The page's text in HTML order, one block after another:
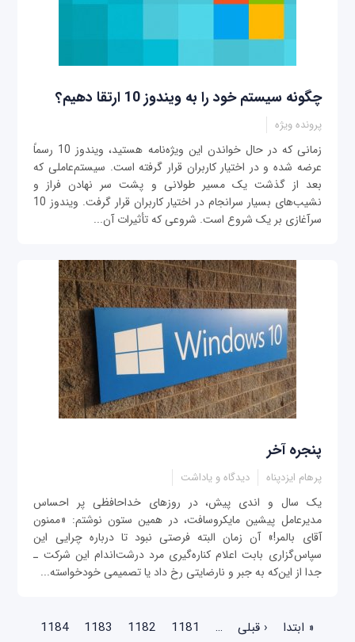
چگونه سیستم خود را به ویندوز 10 ارتقا دهیم؟
پرونده ویژه
زمانی‌ که در حال خواندن این ویژه‌نامه هستید، ویندوز 10 رسماً
عرضه شده و در اختیار کاربران قرار گرفته است. سیستم‌عاملی که
بعد از گذشت یک مسیر طولانی و پشت سر نهادن فراز و
نشیب‌های بسیار سرانجام در اختیار کاربران قرار گرفت. ویندوز 10
سرآغازی بر یک شروع است. شروعی که تأثیرات آن...
پنجره آخر
پرهام ایزدپناه دیدگاه و یاداشت
یک سال و اندی پیش، در روزهای خداحافظی پر احساس
مدیرعامل پیشین مایکروسافت، در همین ستون نوشتم: «ممنون
آقای بالمر!» آن زمان البته فرصتی نبود تا درباره چرایی این
سپاس‌گزاری بابت اعلام کناره‌گیری مرد درشت‌اندام این شرکت ـ
جدا از این‌که به جبر و نارضایتی رخ داد یا تصمیمی خودخواسته...
صفحه‌ها
« ابتدا ‹ قبلی …
1181
1182
1183
1184